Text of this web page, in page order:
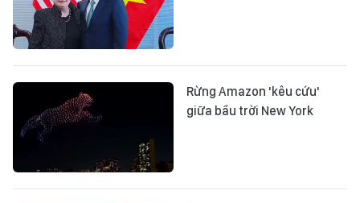
Rừng Amazon 'kêu cứu'
giữa bầu trời New York